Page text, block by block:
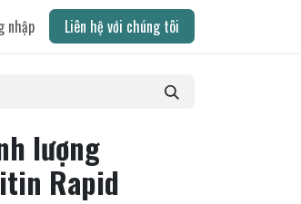
nhập Liên hệ với chúng tôi
lượng
Rapid